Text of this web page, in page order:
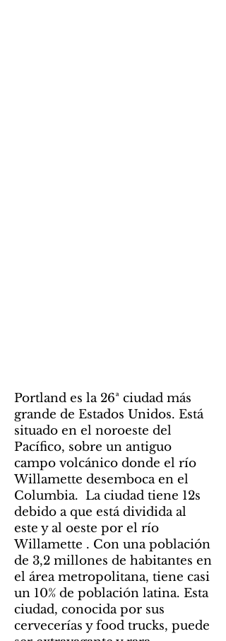
Portland es la 26ª ciudad más
grande de Estados Unidos. Está
situado en el noroeste del
Pacífico, sobre un antiguo
campo volcánico donde el río
Willamette desemboca en el
Columbia. La ciudad tiene 12s
debido a que está dividida al
este y al oeste por el río
Willamette . Con una población
de 3,2 millones de habitantes en
el área metropolitana, tiene casi
un 10% de población latina. Esta
ciudad, conocida por sus
cervecerías y food trucks, puede